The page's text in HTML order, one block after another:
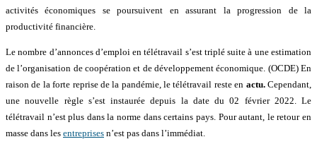
activités économiques se poursuivent en assurant la progression de la
productivité financière.
Le nombre d’annonces d’emploi en télétravail s’est triplé suite à une estimation
de l’organisation de coopération et de développement économique. (OCDE) En
raison de la forte reprise de la pandémie, le télétravail reste en actu.Cependant,
une nouvelle règle s’est instaurée depuis la date du 02 février 2022. Le
télétravail n’est plus dans la norme dans certains pays. Pour autant, le retour en
masse dans les entreprises n’est pas dans l’immédiat.